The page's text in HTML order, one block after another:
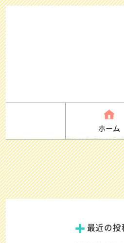
ス
プ
就業
ホーム
最近の投